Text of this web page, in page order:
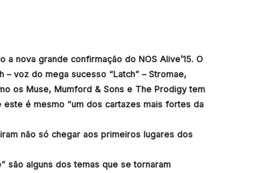
nova grande confirmação do NOS Alive’15. O
– voz do mega sucesso “Latch” – Stromae,
os Muse, Mumford & Sons e The Prodigy tem
é mesmo “um dos cartazes mais fortes da
não só chegar aos primeiros lugares dos
são alguns dos temas que se tornaram